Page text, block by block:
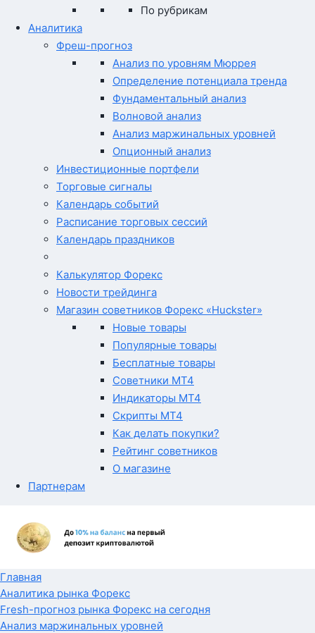
По рубрикам
Аналитика
Фреш-прогноз
Анализ по уровням Мюррея
Определение потенциала тренда
Фундаментальный анализ
Волновой анализ
Анализ маржинальных уровней
Опционный анализ
Инвестиционные портфели
Торговые сигналы
Календарь событий
Расписание торговых сессий
Календарь праздников
Калькулятор Форекс
Новости трейдинга
Магазин советников Форекс «Huckster»
Новые товары
Популярные товары
Бесплатные товары
Советники MT4
Индикаторы MT4
Скрипты MT4
Как делать покупки?
Рейтинг советников
О магазине
Партнерам
Главная
Аналитика рынка Форекс
Fresh-прогноз рынка Форекс на сегодня
Анализ маржинальных уровней